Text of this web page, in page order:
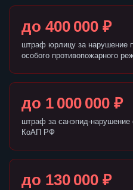
до 400 000 ₽
штраф юрлицу за нарушение
особого противопожарного
до 1 000 000 ₽
штраф за санэпид-
КоАП РФ
до 130 000 ₽